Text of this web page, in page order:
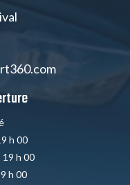
h 00
19 h 00
h 00